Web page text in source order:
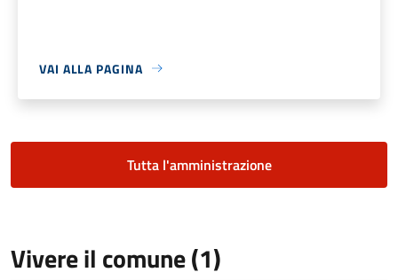
VAI ALLA PAGINA
Tutta l'amministrazione
Vivere il comune (1)